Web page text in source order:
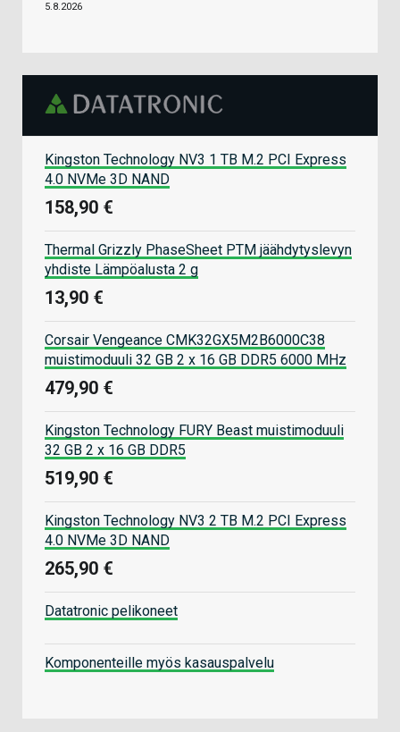
5.8.2026
Kingston Technology NV3 1 TB M.2 PCI Express
4.0 NVMe 3D NAND
158,90 €
Thermal Grizzly PhaseSheet PTM jäähdytyslevyn
yhdiste Lämpöalusta 2 g
13,90 €
Corsair Vengeance CMK32GX5M2B6000C38
muistimoduuli 32 GB 2 x 16 GB DDR5 6000 MHz
479,90 €
Kingston Technology FURY Beast muistimoduuli
32 GB 2 x 16 GB DDR5
519,90 €
Kingston Technology NV3 2 TB M.2 PCI Express
4.0 NVMe 3D NAND
265,90 €
Datatronic pelikoneet
Komponenteille myös kasauspalvelu